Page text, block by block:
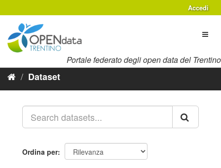
al
contenuto
Accedi
Portale federato degli open data del Trentino
Dataset
Ordina per